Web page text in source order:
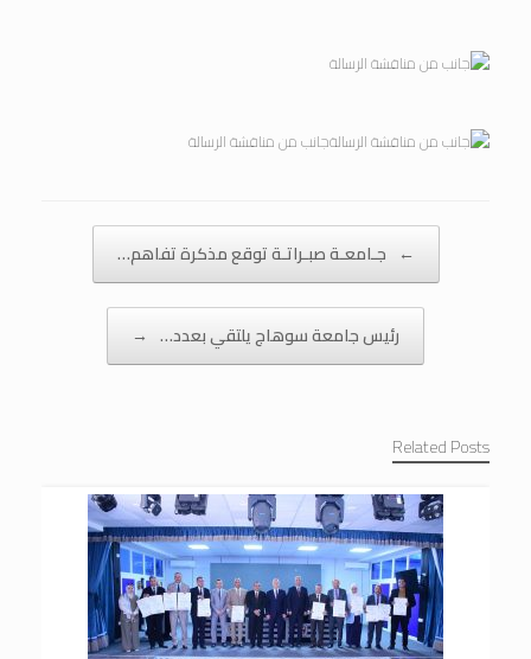
جانب من مناقشة الرسالة
Post navigation
← جـامعـة صبـراتـة توقع مذكرة تفاهم…
رئيس جامعة سوهاج يلتقي بعدد… →
Related Posts